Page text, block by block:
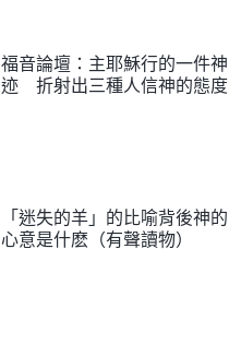
福音論壇：主耶穌行的一件神
迹 折射出三種人信神的態度
「迷失的羊」的比喻背後神的
心意是什麽（有聲讀物）